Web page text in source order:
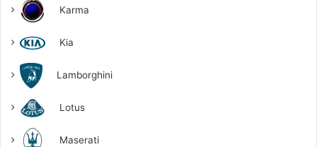
Karma
Kia
Lamborghini
Lotus
Maserati